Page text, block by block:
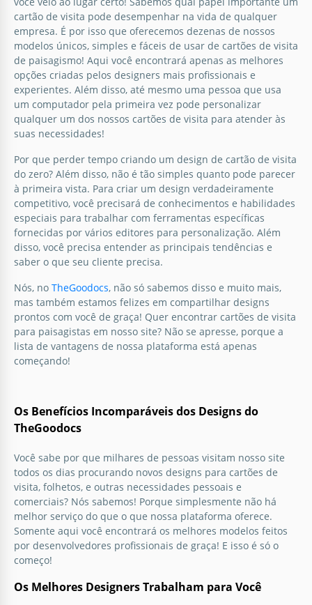
Google Slides
Cartão de visita da Paisagem Verde.
Você é um designer de paisagens? Oferecemos não
perder tempo e dinheiro criando um design para
um cartão de visita, mas usar o design do Cartão de
Visita Green Landscape pronto para uso.
Google Slides
cartão de visita pode desempenhar na vida de qualquer
empresa. É por isso que oferecemos dezenas de nossos
modelos únicos, simples e fáceis de usar de cartões de visita
de paisagismo! Aqui você encontrará apenas as melhores
opções criadas pelos designers mais profissionais e
experientes. Além disso, até mesmo uma pessoa que usa
um computador pela primeira vez pode personalizar
qualquer um dos nossos cartões de visita para atender às
suas necessidades!
Por que perder tempo criando um design de cartão de visita
do zero? Além disso, não é tão simples quanto pode parecer
à primeira vista. Para criar um design verdadeiramente
competitivo, você precisará de conhecimentos e habilidades
especiais para trabalhar com ferramentas específicas
fornecidas por vários editores para personalização. Além
disso, você precisa entender as principais tendências e
saber o que seu cliente precisa.
Nós, no TheGoodocs, não só sabemos disso e muito mais,
mas também estamos felizes em compartilhar designs
prontos com você de graça! Quer encontrar cartões de visita
para paisagistas em nosso site? Não se apresse, porque a
lista de vantagens de nossa plataforma está apenas
começando!
Os Benefícios Incomparáveis dos Designs do
TheGoodocs
Você sabe por que milhares de pessoas visitam nosso site
todos os dias procurando novos designs para cartões de
visita, folhetos, e outras necessidades pessoais e
comerciais? Nós sabemos! Porque simplesmente não há
melhor serviço do que o que nossa plataforma oferece.
Somente aqui você encontrará os melhores modelos feitos
por desenvolvedores profissionais de graça! E isso é só o
começo!
Os Melhores Designers Trabalham para Você